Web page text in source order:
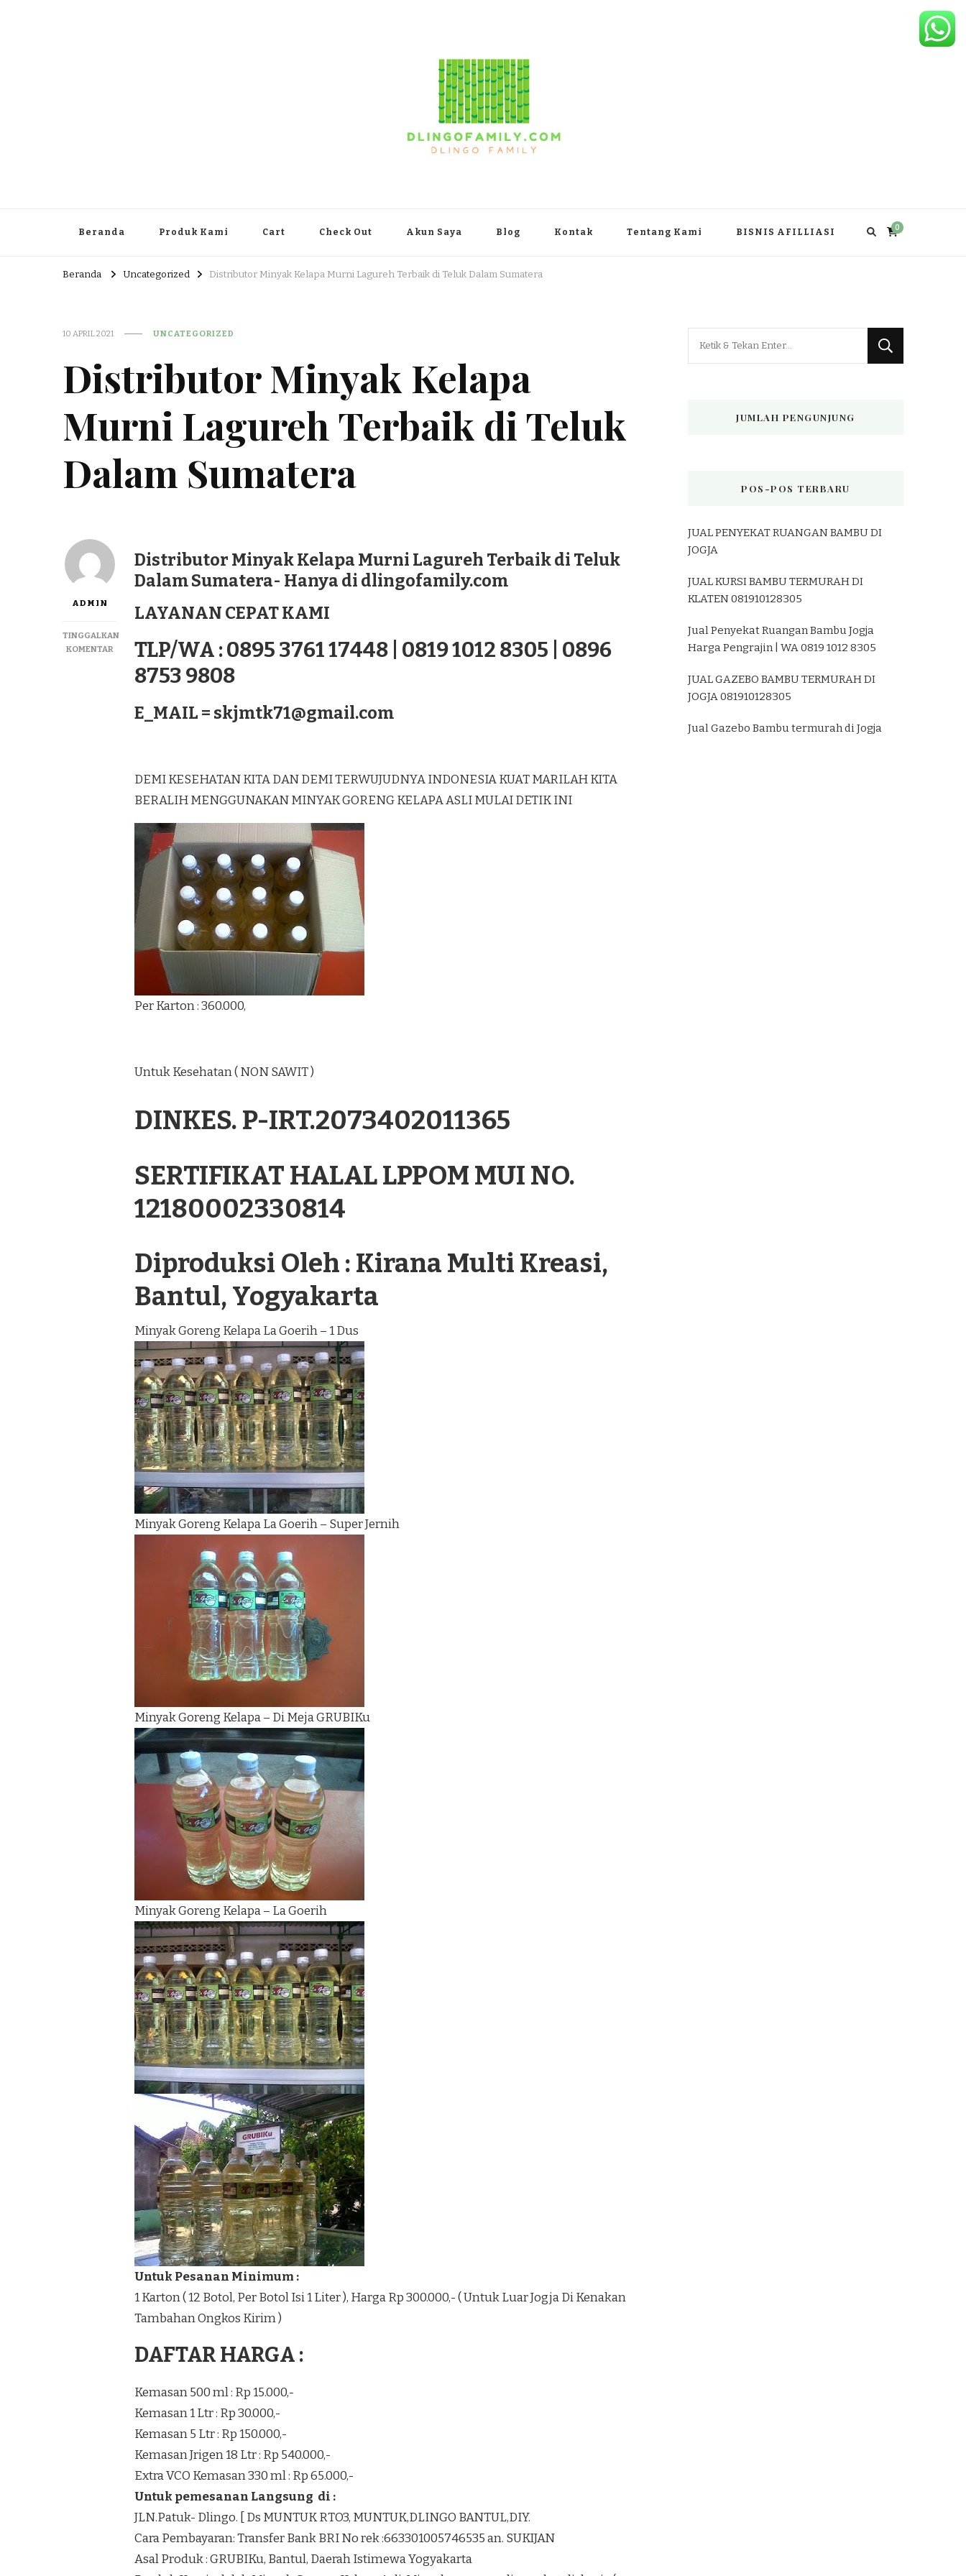
Beranda Produk Kami Cart Check Out Akun Saya Blog Kontak Tentang Kami BISNIS AFILLIASI 0
Beranda Uncategorized Distributor Minyak Kelapa Murni Lagureh Terbaik di Teluk Dalam Sumatera
10 APRIL 2021 UNCATEGORIZED
Distributor Minyak Kelapa
Murni Lagureh Terbaik di Teluk
Dalam Sumatera
ADMIN
TINGGALKAN
KOMENTARPADA
MINYAK
LAGUREH
SUMATERA
Distributor Minyak Kelapa Murni Lagureh Terbaik di Teluk
Dalam Sumatera- Hanya di dlingofamily.com
LAYANAN CEPAT KAMI
TLP/WA : 0895 3761 17448 | 0819 1012 8305 | 0896
8753 9808
E_MAIL = skjmtk71@gmail.com
DEMI KESEHATAN KITA DAN DEMI TERWUJUDNYA INDONESIA KUAT MARILAH KITA
BERALIH MENGGUNAKAN MINYAK GORENG KELAPA ASLI MULAI DETIK INI
Per Karton : 360.000,
Untuk Kesehatan ( NON SAWIT )
DINKES. P-IRT.2073402011365
SERTIFIKAT HALAL LPPOM MUI NO.
12180002330814
Diproduksi Oleh : Kirana Multi Kreasi,
Bantul, Yogyakarta
Minyak Goreng Kelapa La Goerih – 1 Dus
Minyak Goreng Kelapa La Goerih – Super Jernih
Minyak Goreng Kelapa – Di Meja GRUBIKu
Minyak Goreng Kelapa – La Goerih
Untuk Pesanan Minimum :
1 Karton ( 12 Botol, Per Botol Isi 1 Liter ), Harga Rp 300.000,- ( Untuk Luar Jogja Di Kenakan
Tambahan Ongkos Kirim )
DAFTAR HARGA :
Kemasan 500 ml : Rp 15.000,-
Kemasan 1 Ltr : Rp 30.000,-
Kemasan 5 Ltr : Rp 150.000,-
Kemasan Jrigen 18 Ltr : Rp 540.000,-
Extra VCO Kemasan 330 ml : Rp 65.000,-
Untuk pemesanan Langsung di :
JLN.Patuk- Dlingo. [ Ds MUNTUK RTO3, MUNTUK,DLINGO BANTUL,DIY.
Cara Pembayaran: Transfer Bank BRI No rek :663301005746535 an. SUKIJAN
Asal Produk : GRUBIKu, Bantul, Daerah Istimewa Yogyakarta
JUMLAH PENGUNJUNG
POS-POS TERBARU
JUAL PENYEKAT RUANGAN BAMBU DI
JOGJA
JUAL KURSI BAMBU TERMURAH DI
KLATEN 081910128305
Jual Penyekat Ruangan Bambu Jogja
Harga Pengrajin | WA 0819 1012 8305
JUAL GAZEBO BAMBU TERMURAH DI
JOGJA 081910128305
Jual Gazebo Bambu termurah di Jogja